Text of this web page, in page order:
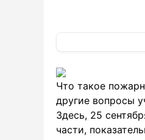
Что такое
другие вопросы
Здесь, 25
части,